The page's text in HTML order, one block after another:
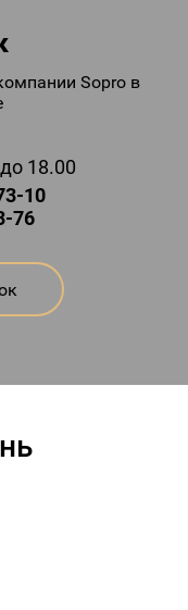
Sopro в
18.00
10
76